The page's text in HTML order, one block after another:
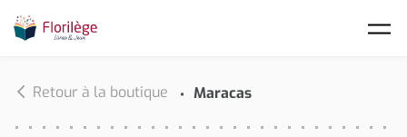
Retour à la boutique Maracas